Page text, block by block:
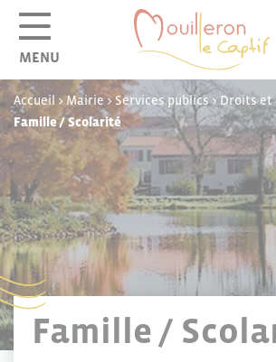
MENU
Accueil >Mairie> Services publics>Droits et
Famille / Scolarité
Famille /
Panneau de gestion des cookies